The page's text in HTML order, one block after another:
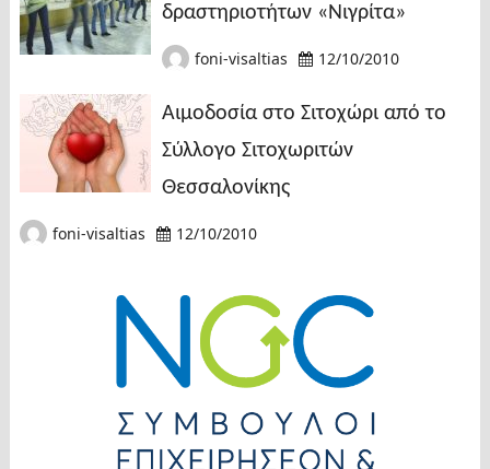
δραστηριοτήτων «Νιγρίτα»
foni-visaltias 12/10/2010
Αιμοδοσία στο Σιτοχώρι από το
Σύλλογο Σιτοχωριτών
Θεσσαλονίκης
foni-visaltias 12/10/2010